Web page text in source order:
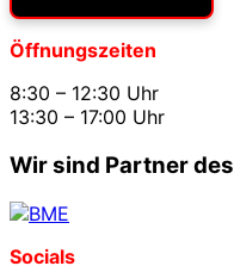
Öffnungszeiten
8:30 – 12:30 Uhr
13:30 – 17:00 Uhr
Wir sind Partner des
Socials